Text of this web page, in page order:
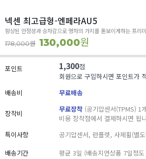
넥센 최고급형-엔페라AU5
향상된 안정성과 승차감으로 명차의 가치를 돋보이게하는 프리
178,000원 130,000원
포인트 1,300점
회원으로 구입하시면 포인트가
배송비
무료배송
장착비 무료장착 (공기압센서(TPMS) 1
비용 장착점에서 결제하시면 됩
특이사항
공기압센서, 런플렛, 사제휠(별
배송기간
평균 3일 (배송지연상품 7일정도